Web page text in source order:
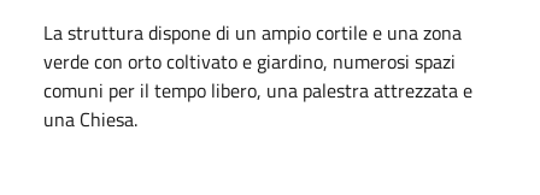
La struttura dispone di un ampio cortile e una zona
verde con orto coltivato e giardino, numerosi spazi
comuni per il tempo libero, una palestra attrezzata e
una Chiesa.